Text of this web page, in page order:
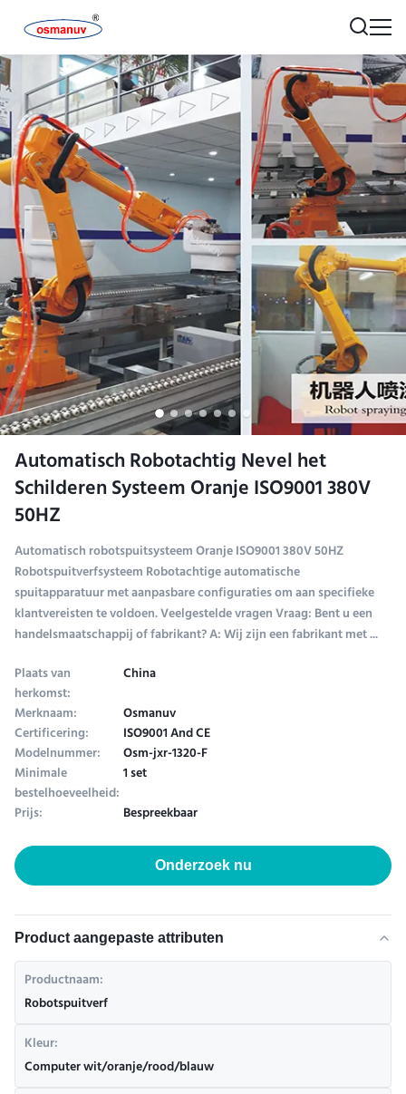
Automatisch Robotachtig Nevel het
Schilderen Systeem Oranje ISO9001 380V
50HZ
Automatisch robotspuitsysteem Oranje ISO9001 380V 50HZ
Robotspuitverfsysteem Robotachtige automatische
spuitapparatuur met aanpasbare configuraties om aan specifieke
klantvereisten te voldoen. Veelgestelde vragen Vraag: Bent u een
handelsmaatschappij of fabrikant? A: Wij zijn een fabrikant met ...
Plaats van
herkomst:
China
Merknaam:
Osmanuv
Certificering: ISO9001 And CE
Modelnummer: Osm-jxr-1320-F
Minimale
bestelhoeveelheid:
1 set
Prijs:
Bespreekbaar
Onderzoek nu
Product aangepaste attributen
Productnaam:
Robotspuitverf
Kleur:
Computer wit/oranje/rood/blauw